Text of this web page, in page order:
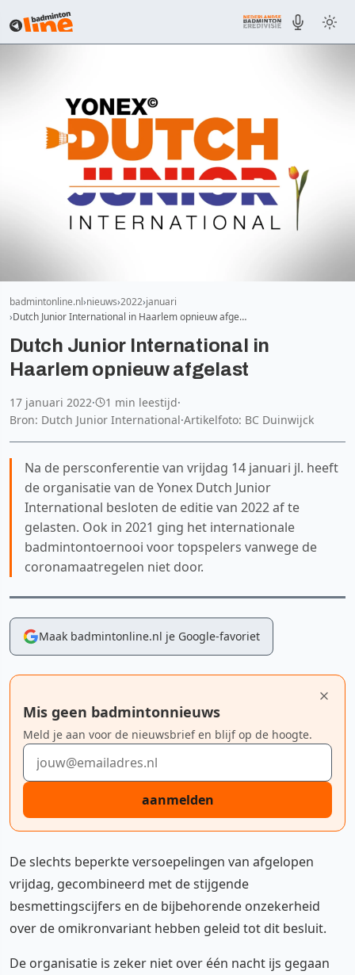
badmintonline.nl nieuws 2022 januari
Dutch Junior International in Haarlem opnieuw afge…
Dutch Junior International in
Haarlem opnieuw afgelast
17 januari 2022· 1 min leestijd·
Bron: Dutch Junior International·Artikelfoto: BC Duinwijck
Na de persconferentie van vrijdag 14 januari jl. heeft
de organisatie van de Yonex Dutch Junior
International besloten de editie van 2022 af te
gelasten. Ook in 2021 ging het internationale
badmintontoernooi voor topspelers vanwege de
coronamaatregelen niet door.
Maak badmintonline.nl je Google-favoriet
Mis geen badmintonnieuws
Meld je aan voor de nieuwsbrief en blijf op de hoogte.
E-mailadres
aanmelden
De slechts beperkte versoepelingen van afgelopen
vrijdag, gecombineerd met de stijgende
besmettingscijfers en de bijbehorende onzekerheid
over de omikronvariant hebben geleid tot dit besluit.
De organisatie is zeker niet over één nacht ijs gegaan